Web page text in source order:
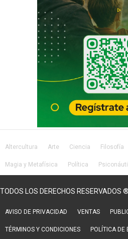
Altercultura Arte Ciencia Filosofía
Magia y Metafísica Política
TODOS LOS DERECHOS RESERVADOS
AVISO DE PRIVACIDAD VENTAS
TÉRMINOS Y CONDICIONES POLÍTICA DE